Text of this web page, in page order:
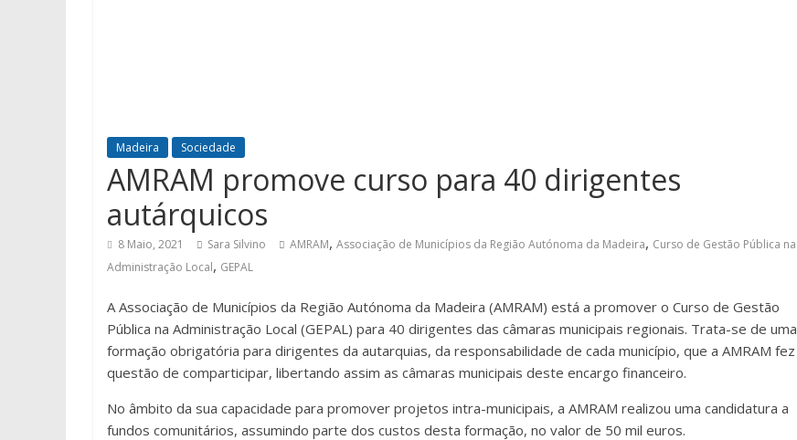
Madeira Sociedade
AMRAM promove curso para 40 dirigentes
autárquicos
8 Maio, 2021 Sara Silvino AMRAM, Associação de Municípios da Região Autónoma da Madeira, Curso de Gestão Pública na
Administração Local, GEPAL
A Associação de Municípios da Região Autónoma da Madeira (AMRAM) está a promover o Curso de Gestão
Pública na Administração Local (GEPAL) para 40 dirigentes das câmaras municipais regionais. Trata-se de uma
formação obrigatória para dirigentes da autarquias, da responsabilidade de cada município, que a AMRAM fez
questão de comparticipar, libertando assim as câmaras municipais deste encargo financeiro.
No âmbito da sua capacidade para promover projetos intra-municipais, a AMRAM realizou uma candidatura a
fundos comunitários, assumindo parte dos custos desta formação, no valor de 50 mil euros.